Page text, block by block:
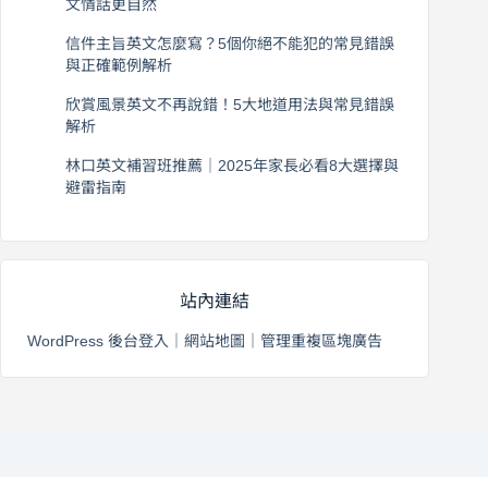
文情話更自然
信件主旨英文怎麼寫？5個你絕不能犯的常見錯誤
與正確範例解析
欣賞風景英文不再說錯！5大地道用法與常見錯誤
解析
林口英文補習班推薦｜2025年家長必看8大選擇與
避雷指南
站內連結
WordPress 後台登入 網站地圖 管理重複區塊廣告